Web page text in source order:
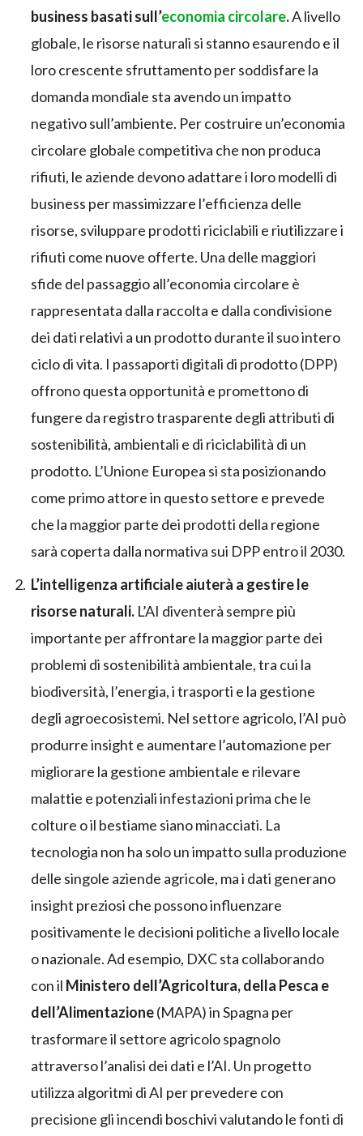
business basati sull’economia circolare.A livello
globale, le risorse naturali si stanno esaurendo e il
loro crescente sfruttamento per soddisfare la
domanda mondiale sta avendo un impatto
negativo sull’ambiente. Per costruire un’economia
circolare globale competitiva che non produca
rifiuti, le aziende devono adattare i loro modelli di
business per massimizzare l’efficienza delle
risorse, sviluppare prodotti riciclabili e riutilizzare i
rifiuti come nuove offerte. Una delle maggiori
sfide del passaggio all’economia circolare è
rappresentata dalla raccolta e dalla condivisione
dei dati relativi a un prodotto durante il suo intero
ciclo di vita. I passaporti digitali di prodotto (DPP)
offrono questa opportunità e promettono di
fungere da registro trasparente degli attributi di
sostenibilità, ambientali e di riciclabilità di un
prodotto. L’Unione Europea si sta posizionando
come primo attore in questo settore e prevede
che la maggior parte dei prodotti della regione
sarà coperta dalla normativa sui DPP entro il 2030.
L’intelligenza artificiale aiuterà a gestire le
risorse naturali. L’AI diventerà sempre più
importante per affrontare la maggior parte dei
problemi di sostenibilità ambientale, tra cui la
biodiversità, l’energia, i trasporti e la gestione
degli agroecosistemi. Nel settore agricolo, l’AI può
produrre insight e aumentare l’automazione per
migliorare la gestione ambientale e rilevare
malattie e potenziali infestazioni prima che le
colture o il bestiame siano minacciati. La
tecnologia non ha solo un impatto sulla produzione
delle singole aziende agricole, ma i dati generano
insight preziosi che possono influenzare
positivamente le decisioni politiche a livello locale
o nazionale. Ad esempio, DXC sta collaborando
con il Ministero dell’Agricoltura, della Pesca e
dell’Alimentazione(MAPA) in Spagna per
trasformare il settore agricolo spagnolo
attraverso l’analisi dei dati e l’AI. Un progetto
utilizza algoritmi di AI per prevedere con
precisione gli incendi boschivi valutando le fonti di